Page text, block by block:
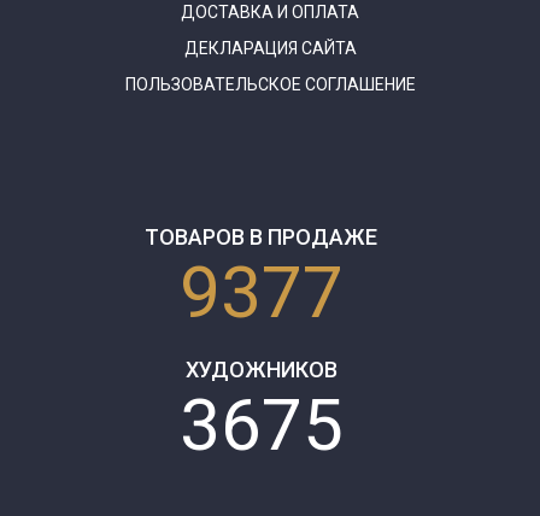
ДОСТАВКА И ОПЛАТА
ДЕКЛАРАЦИЯ САЙТА
ПОЛЬЗОВАТЕЛЬСКОЕ СОГЛАШЕНИЕ
ТОВАРОВ В ПРОДАЖЕ
9377
ХУДОЖНИКОВ
3675